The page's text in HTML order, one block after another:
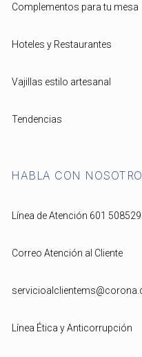
Complementos para tu mesa
Hoteles y Restaurantes
Vajillas estilo artesanal
Tendencias
HABLA CON
Línea de Atención 601
Correo Atención al Cliente
Línea Ética y Anticorrupción